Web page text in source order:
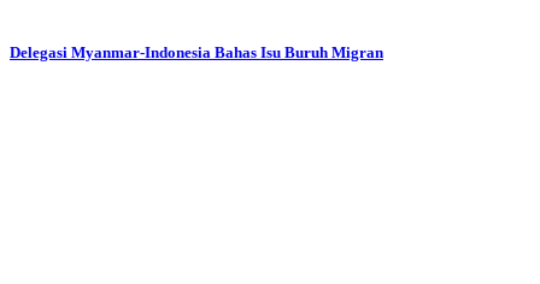
Delegasi Myanmar-Indonesia Bahas Isu Buruh Migran